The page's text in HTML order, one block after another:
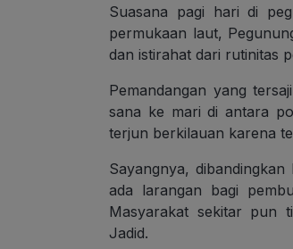
Suasana pagi hari di
permukaan laut,
dan istirahat dari rutinitas
Pemandangan yang
sana ke mari di antara
terjun berkilauan karena
Sayangnya,
ada larangan bagi
Masyarakat sekitar pun
Jadid.